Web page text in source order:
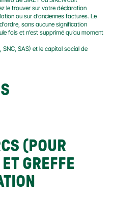
le trouver sur votre déclaration
ou sur d’anciennes factures. Le
sans aucune signification
fois et n’est supprimé qu’au moment
SNC, SAS) et le capital social de
(POUR
GREFFE